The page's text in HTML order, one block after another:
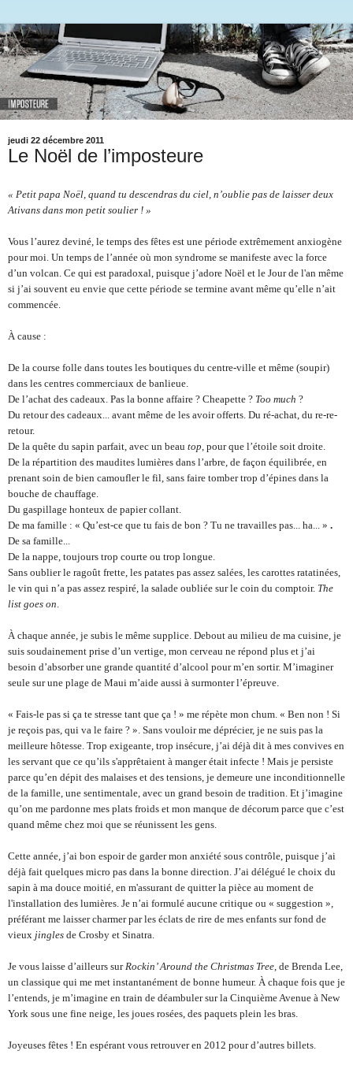
jeudi 22 décembre 2011
Le Noël de l’imposteure
« Petit papa Noël, quand tu descendras du ciel, n’oublie pas de laisser deux
Ativans dans mon petit soulier ! »
Vous l’aurez deviné, le temps des fêtes est une période extrêmement anxiogène
pour moi. Un temps de l’année où mon syndrome se manifeste avec la force
d’un volcan. Ce qui est paradoxal, puisque j’adore Noël et le Jour de l'an même
si j’ai souvent eu envie que cette période se termine avant même qu’elle n’ait
commencée.
À cause :
De la course folle dans toutes les boutiques du centre-ville et même (soupir)
dans les centres commerciaux de banlieue.
De l’achat des cadeaux. Pas la bonne affaire ? Cheapette ? Too much ?
Du retour des cadeaux... avant même de les avoir offerts. Du ré-achat, du re-re-
retour.
De la quête du sapin parfait, avec un beau top , pour que l’étoile soit droite.
De la répartition des maudites lumières dans l’arbre, de façon équilibrée, en
prenant soin de bien camoufler le fil, sans faire tomber trop d’épines dans la
bouche de chauffage.
Du gaspillage honteux de papier collant.
De ma famille : « Qu’est-ce que tu fais de bon ? Tu ne travailles pas... ha... » .
De sa famille...
De la nappe, toujours trop courte ou trop longue.
Sans oublier le ragoût frette, les patates pas assez salées, les carottes ratatinées,
le vin qui n’a pas assez respiré, la salade oubliée sur le coin du comptoir. The
list goes on
À chaque année, je subis le même supplice. Debout au milieu de ma cuisine, je
suis soudainement prise d’un vertige, mon cerveau ne répond plus et j’ai
besoin d’absorber une grande quantité d’alcool pour m’en sortir. M’imaginer
seule sur une plage de Maui m’aide aussi à surmonter l’épreuve.
« Fais-le pas si ça te stresse tant que ça ! » me répète mon chum. « Ben non ! Si
je reçois pas, qui va le faire ? ». Sans vouloir me déprécier, je ne suis pas la
meilleure hôtesse. Trop exigeante, trop insécure, j’ai déjà dit à mes convives en
les servant que ce qu’ils s'apprêtaient à manger était infecte ! Mais je persiste
parce qu’en dépit des malaises et des tensions, je demeure une inconditionnelle
de la famille, une sentimentale, avec un grand besoin de tradition. Et j’imagine
qu’on me pardonne mes plats froids et mon manque de décorum parce que c’est
quand même chez moi que se réunissent les gens.
Cette année, j’ai bon espoir de garder mon anxiété sous contrôle, puisque j’ai
déjà fait quelques micro pas dans la bonne direction. J’ai délégué le choix du
sapin à ma douce moitié, en m'assurant de quitter la pièce au moment de
l'installation des lumières. Je n’ai formulé aucune critique ou « suggestion »,
préférant me laisser charmer par les éclats de rire de mes enfants sur fond de
vieux jingles de Crosby et Sinatra.
Je vous laisse d’ailleurs sur Rockin’ Around the Christmas Tree , de Brenda Lee,
un classique qui me met instantanément de bonne humeur. À chaque fois que je
l’entends, je m’imagine en train de déambuler sur la Cinquième Avenue à New
York sous une fine neige, les joues rosées, des paquets plein les bras.
Joyeuses fêtes ! En espérant vous retrouver en 2012 pour d’autres billets.